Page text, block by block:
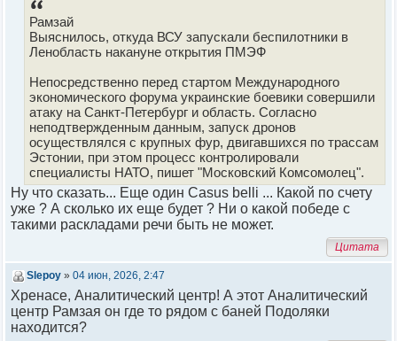
Рамзай
Выяснилось, откуда ВСУ запускали беспилотники в
Ленобласть накануне открытия ПМЭФ
Непосредственно перед стартом Международного
экономического форума украинские боевики совершили
атаку на Санкт-Петербург и область. Согласно
неподтвержденным данным, запуск дронов
осуществлялся с крупных фур, двигавшихся по трассам
Эстонии, при этом процесс контролировали
специалисты НАТО, пишет "Московский Комсомолец".
Ну что сказать... Еще один Casus belli ... Какой по счету
уже ? А сколько их еще будет ? Ни о какой победе с
такими раскладами речи быть не может.
Цитата
Slepoy » 04 июн, 2026, 2:47
Хренасе, Аналитический центр! А этот Аналитический
центр Рамзая он где то рядом с баней Подоляки
находится?